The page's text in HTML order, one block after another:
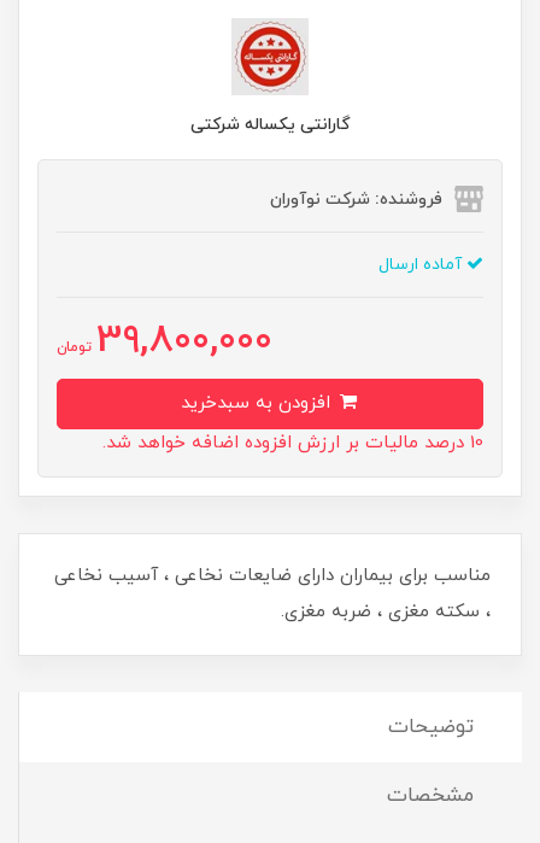
گارانتی یکساله شرکتی
فروشنده: شرکت نوآوران
آماده ارسال
39,800,000 تومان
10 درصد مالیات بر ارزش افزوده اضافه خواهد شد.
مناسب برای بیماران دارای ضایعات نخاعی ، آسیب نخاعی
، سکته مغزی ، ضربه مغزی.
توضیحات
مشخصات